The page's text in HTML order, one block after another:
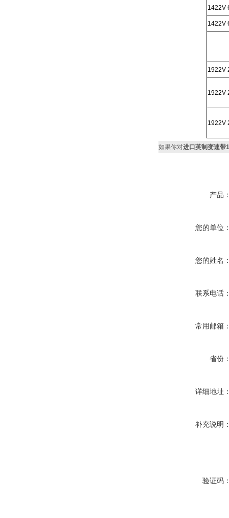
1422V
1422V
1922V
1922V
1922V
如果你对进口英制变速
产品
您的单位
您的姓名
联系电话
常用邮箱
省份
详细地址
补充说明
验证码